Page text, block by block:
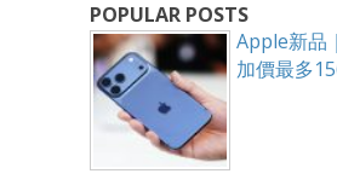
POPULAR POSTS
Apple新品
加價最多